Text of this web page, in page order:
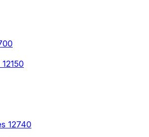
12150
12740